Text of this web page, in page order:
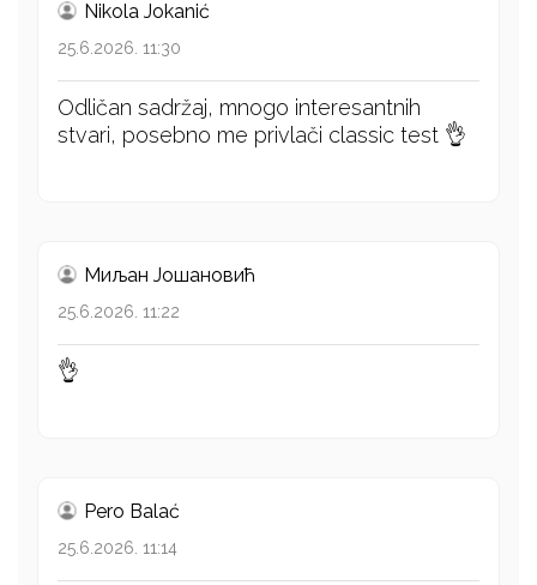
Nikola Jokanić
25.6.2026. 11:30
Odličan sadržaj, mnogo interesantnih
stvari, posebno me privlači classic test 👌
Миљан Јошановић
25.6.2026. 11:22
👌
Pero Balać
25.6.2026. 11:14